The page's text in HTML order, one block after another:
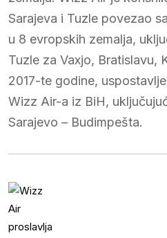
Sarajeva i Tuzle povezao
u 8 evropskih zemalja,
Tuzle za Vaxjo, Bratislavu,
2017-te godine,
Wizz Air-a iz BiH,
Sarajevo – Budimpešta.